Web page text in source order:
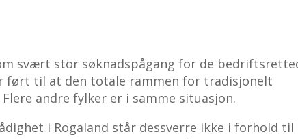
svært stor søknadspågang for de
ført til at den totale rammen for tradisjonelt
andre fylker er i samme situasjon.
i Rogaland står dessverre ikke i forhold til